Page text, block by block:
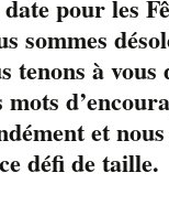
Jo lui,
nouveau
presque
une
pour les
sommes
tenons à vous
et
ce défi de taille.